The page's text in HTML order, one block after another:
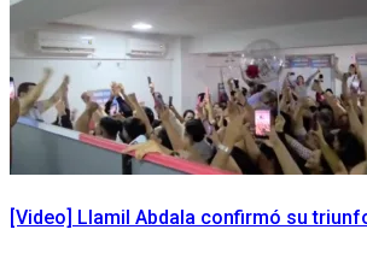
[Video] Llamil Abdala confirmó su